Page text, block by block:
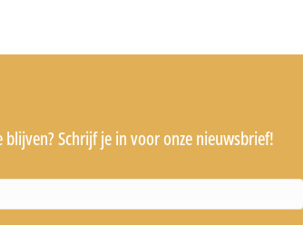
blijven? Schrijf je in voor onze nieuwsbrief!